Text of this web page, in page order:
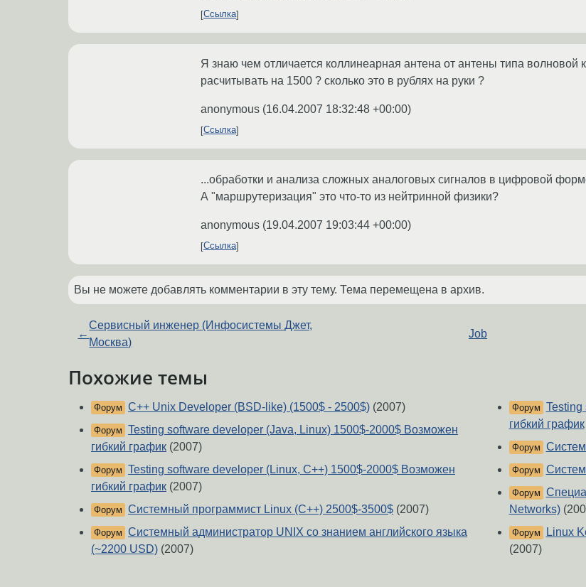
Ссылка
Я знаю чем отличается коллинеарная антена от антены типа волновой
расчитывать на 1500 ? сколько это в рублях на руки ?
anonymous (16.04.2007 18:32:48 +00:00)
Ссылка
...обработки и анализа сложных аналоговых сигналов в цифровой
А "маршрутеризация" это что-то из нейтринной физики?
anonymous (19.04.2007 19:03:44 +00:00)
Ссылка
Вы не можете добавлять комментарии в эту тему. Тема перемещена в архив.
←
Сервисный инженер (Инфосистемы Джет,
Москва)
Job
Похожие темы
Форум C++ Unix Developer (BSD-like) (1500$ - 2500$) (2007)
Форум Testing software developer (Java, Linux) 1500$-2000$ Возможен
гибкий график (2007)
Форум Testing software developer (Linux, C++) 1500$-2000$ Возможен
гибкий график (2007)
Форум Системный программист Linux (C++) 2500$-3500$ (2007)
Форум Системный администратор UNIX со знанием английского языка
(~2200 USD) (2007)
Форум
гибкий график
Форум
Форум
Форум
Networks)
Форум
Linux
(2007)